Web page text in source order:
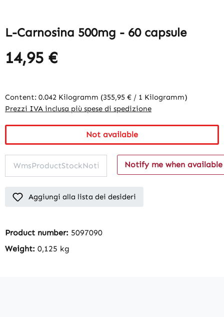
L-Carnosina 500mg - 60 capsule
14,95 €
Content: 0.042 Kilogramm (355,95 € / 1 Kilogramm)
Prezzi IVA inclusa più spese di spedizione
Not available
Notify me when available
Aggiungi alla lista dei desideri
Product number: 5097090
Weight: 0,125 kg